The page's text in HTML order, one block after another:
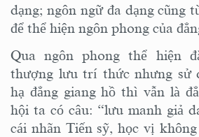
dạng; ngôn ngữ đa dạng cũng
để thể hiện ngôn phong của
Qua ngôn phong thể hiện
thượng lưu trí thức nhưng sử
hạ đẳng giang hồ thì vẫn là
hội ta có câu: “lưu manh giả
cái nhãn Tiến sỹ, học vị